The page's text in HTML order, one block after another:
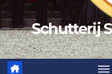
Schutterij